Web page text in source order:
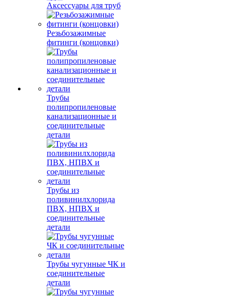
Аксессуары для труб
Резьбозажимные
фитинги (концовки)
Трубы
полипропиленовые
канализационные и
соединительные
детали
Трубы из
поливинилхлорида
ПВХ, НПВХ и
соединительные
детали
Трубы чугунные ЧК и
соединительные
детали